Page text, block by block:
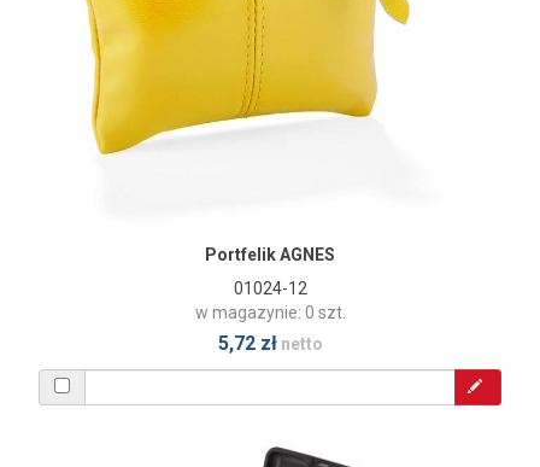
Portfelik AGNES
01024-12
w magazynie: 0 szt.
5,72 złnetto